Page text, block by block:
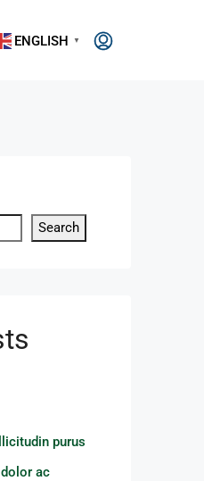
ENGLISH ▼
Search
purus
ac